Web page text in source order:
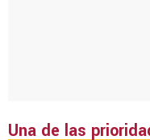
Una de las